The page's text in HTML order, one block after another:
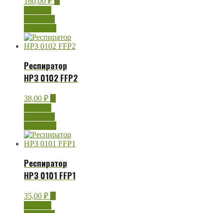
Респиратор
НРЗ 0102 FFP2
38,00 ₽
Респиратор
НРЗ 0101 FFP1
35,00 ₽